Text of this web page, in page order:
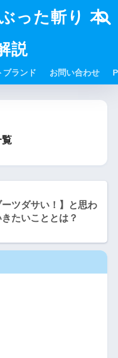
った斬り 本
説
ブランド お問い合わせ
ーツダサい！】と思わ
たいこととは？